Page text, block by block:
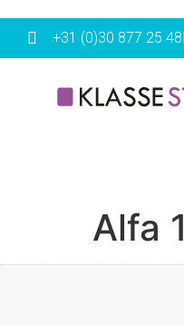
+31 (0)30 877 25 48
Alfa 1